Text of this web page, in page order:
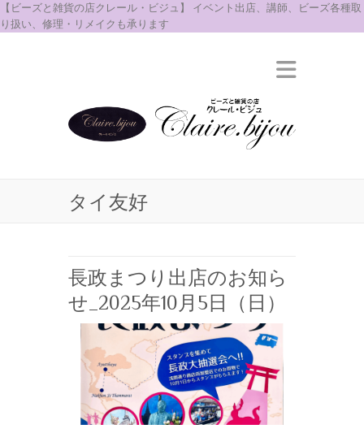
【ビーズと雑貨の店クレール・ビジュ】 イベント出店、講師、ビーズ各種取
り扱い、修理・リメイクも承ります
タイ友好
長政まつり出店のお知ら
せ_2025年10月5日（日）